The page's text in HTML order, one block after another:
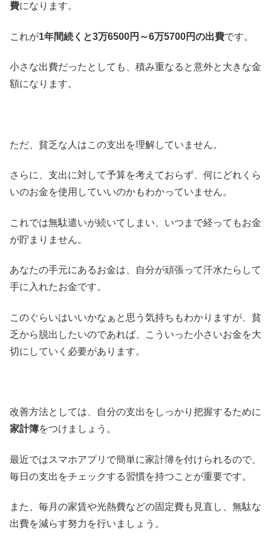
費になります。
これが1年間続くと3万6500円～6万5700円の出費です。
小さな出費だったとしても、積み重なると意外と大きな金
額になります。
ただ、貧乏な人はこの支出を理解していません。
さらに、支出に対して予算を考えておらず、何にどれくら
いのお金を使用していいのかもわかっていません。
これでは無駄遣いが続いてしまい、いつまで経ってもお金
が貯まりません。
あなたの手元にあるお金は、自分が頑張って汗水たらして
手に入れたお金です。
このぐらいはいいかなぁと思う気持ちもわかりますが、貧
乏から脱出したいのであれば、こういった小さいお金を大
切にしていく必要があります。
改善方法としては、自分の支出をしっかり把握するために
家計簿をつけましょう。
最近ではスマホアプリで簡単に家計簿を付けられるので、
毎日の支出をチェックする習慣を持つことが重要です。
また、毎月の家賃や光熱費などの固定費も見直し、無駄な
出費を減らす努力を行いましょう。